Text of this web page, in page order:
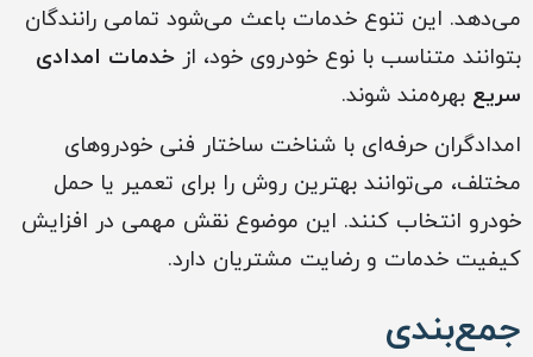
می‌دهد. این تنوع خدمات باعث می‌شود تمامی رانندگان
بتوانند متناسب با نوع خودروی خود، از خدمات امدادی
سریع بهره‌مند شوند.
امدادگران حرفه‌ای با شناخت ساختار فنی خودروهای
مختلف، می‌توانند بهترین روش را برای تعمیر یا حمل
خودرو انتخاب کنند. این موضوع نقش مهمی در افزایش
کیفیت خدمات و رضایت مشتریان دارد.
جمع‌بندی